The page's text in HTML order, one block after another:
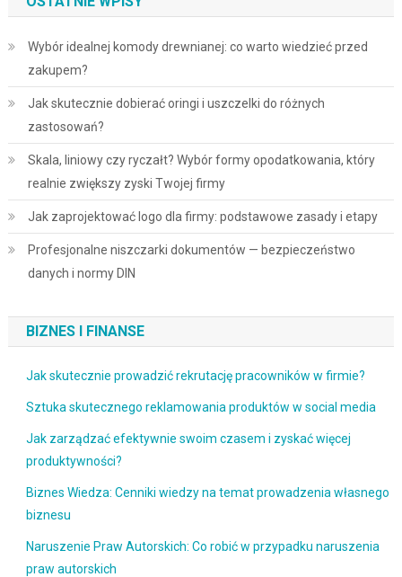
Wybór idealnej komody drewnianej: co warto wiedzieć przed
zakupem?
Jak skutecznie dobierać oringi i uszczelki do różnych
zastosowań?
Skala, liniowy czy ryczałt? Wybór formy opodatkowania, który
realnie zwiększy zyski Twojej firmy
Jak zaprojektować logo dla firmy: podstawowe zasady i etapy
Profesjonalne niszczarki dokumentów — bezpieczeństwo
danych i normy DIN
BIZNES I FINANSE
Jak skutecznie prowadzić rekrutację pracowników w firmie?
Sztuka skutecznego reklamowania produktów w social media
Jak zarządzać efektywnie swoim czasem i zyskać więcej
produktywności?
Biznes Wiedza: Cenniki wiedzy na temat prowadzenia własnego
biznesu
Naruszenie Praw Autorskich: Co robić w przypadku naruszenia
praw autorskich